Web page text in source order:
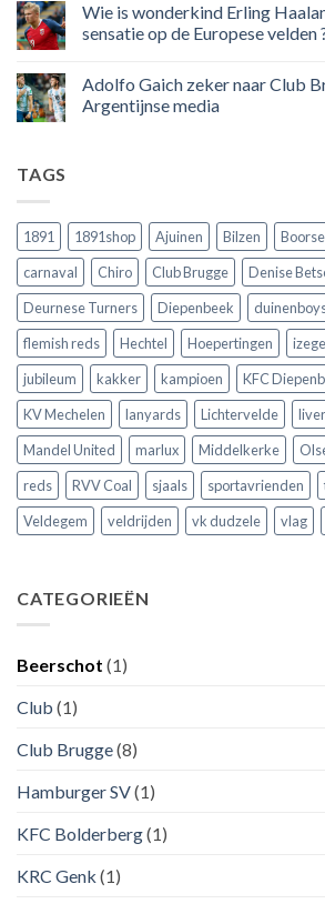
meer
100
zijn
land
scoort
op
jaar
Engeland
nog
eens
!!
Wie is wonderkind Erling
sensatie op de Europese velden
op
Wie
is
de
Europese
velden
Adolfo Gaich zeker naar Club
Argentijnse media
Club
Brugge
volgens
Argentijnse
media
TAGS
1891 1891shop Ajuinen Bilzen
carnaval
Chiro Club Brugge
Denise
Deurnese Turners
Diepenbeek
flemish reds
Hechtel Hoepertingen
jubileum
kakker kampioen KFC
KV Mechelen
lanyards Lichtervelde
Mandel United
marlux Middelkerke
reds
RVV Coal sjaals sportavrienden
Veldegem
veldrijden vk dudzele vlag
CATEGORIEËN
Beerschot (1)
Club (1)
Club Brugge(8)
Hamburger SV(1)
KFC Bolderberg(1)
KRC Genk (1)